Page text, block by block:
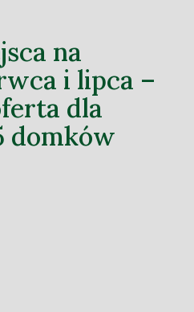
na
i lipca –
dla
domków